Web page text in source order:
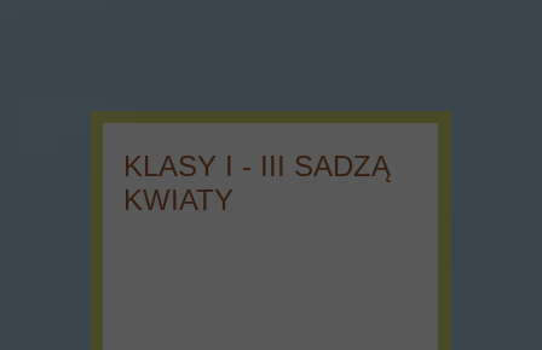
KLASY I - III SADZĄ
KWIATY